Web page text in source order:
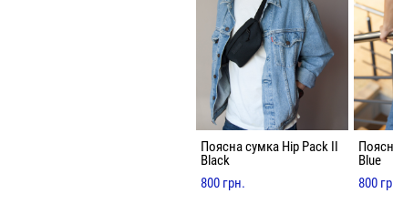
Поясна сумка Hip Pack II
Black
800 грн.
Blue
800